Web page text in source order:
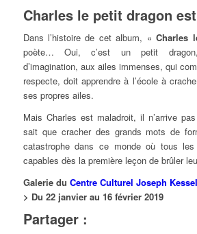
Charles le petit dragon
Dans l’histoire de cet album, «Charles
poète… Oui, c’est un petit
d’imagination, aux ailes immenses, qui
respecte, doit apprendre à l’école à
ses propres ailes.
Mais Charles est maladroit, il n’arrive
sait que cracher des grands mots de
catastrophe dans ce monde où tous
capables dès la première leçon de brûler
Galerie du Centre Culturel Joseph Kessel
> Du 22 janvier au 16 février 2019
Partager :